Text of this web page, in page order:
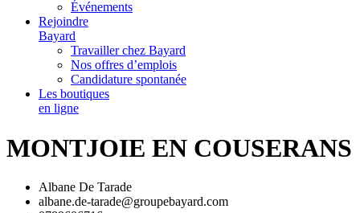
Événements
Rejoindre
Bayard
Travailler chez Bayard
Nos offres d’emplois
Candidature spontanée
Les boutiques
en ligne
MONTJOIE EN COUSERANS
Albane De Tarade
albane.de-tarade@groupebayard.com